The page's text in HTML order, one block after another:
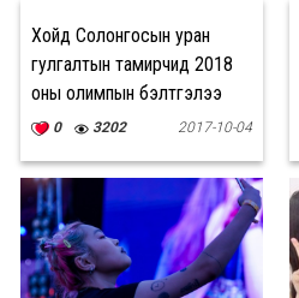
Хойд Солонгосын уран
гулгалтын тамирчид 2018
оны олимпын бэлтгэлээ
хийж байна
0 3202 2017-10-04